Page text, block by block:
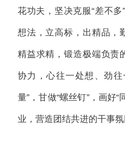
花功夫，坚决克服“差不多
想法，立高标，出精品，
精益求精，锻造极端负责
协力，心往一处想、劲
量”，甘做“螺丝钉”，画好
业，营造团结共进的干事氛